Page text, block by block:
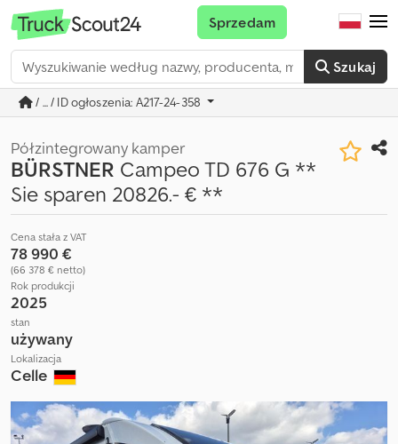
Szukaj
Sprzedam
/ ... / ID ogłoszenia: A217-24-358
Półzintegrowany kamper
BÜRSTNER Campeo TD 676 G **
Sie sparen 20826.- € **
Cena stała z VAT
78 990 €
(66 378 € netto)
Rok produkcji
2025
stan
używany
Lokalizacja
Celle